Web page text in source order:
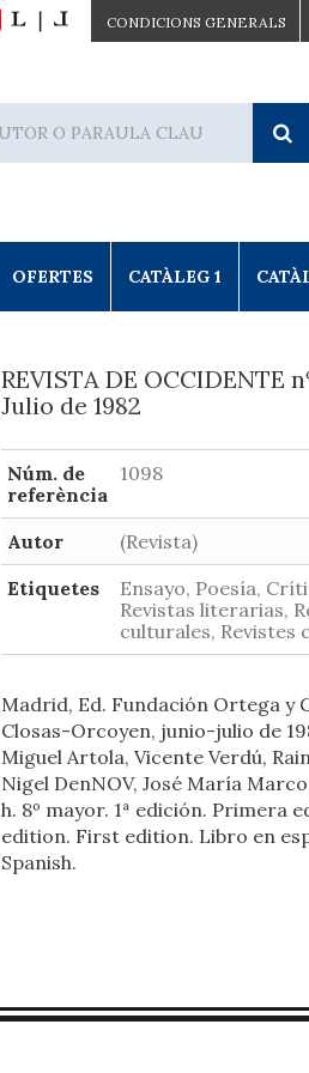
CONDICIONS GENERALS
OFERTES CATÀLEG 1
REVISTA DE OCCIDENTE
Julio de 1982
Núm. de
referència
1098
Autor
(Revista)
Etiquetes
Ensayo, Poesía,
Revistas literarias,
culturales, Revistes
Madrid, Ed. Fundación Ortega y
Closas-Orcoyen, junio-julio de
Miguel Artola, Vicente Verdú,
Nigel DenNOV, José María
h. 8º mayor. 1ª edición. Primera
edition. First edition. Libro en
Spanish.